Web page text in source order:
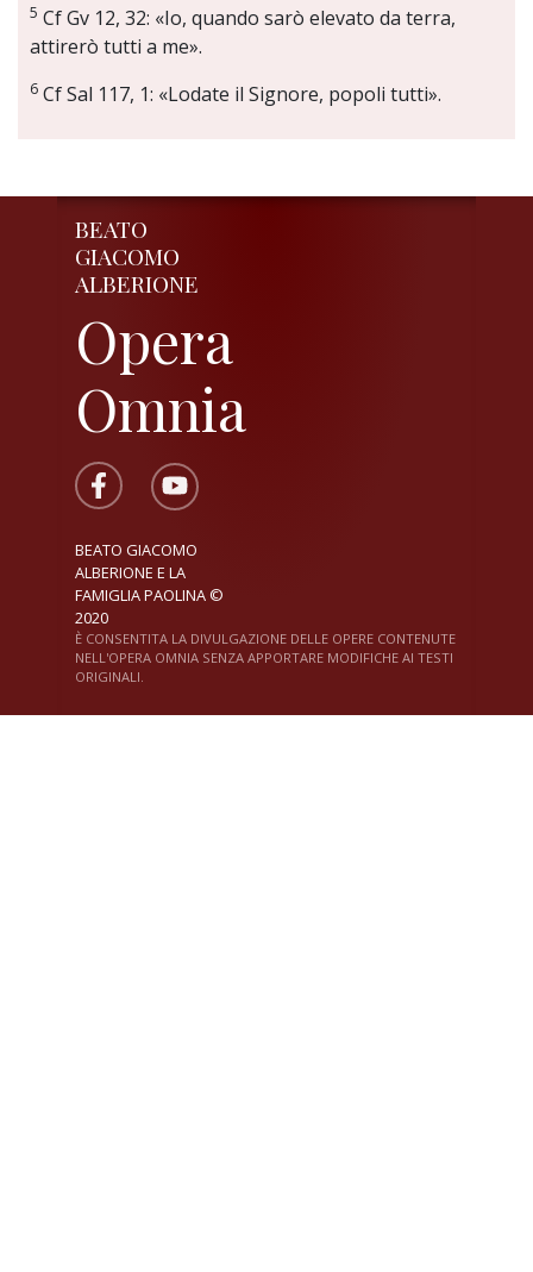
5 Cf Gv 12, 32: «Io, quando sarò elevato da terra,
attirerò tutti a me».
6 Cf Sal 117, 1: «Lodate il Signore, popoli tutti».
BEATO
GIACOMO
ALBERIONE
Opera
Omnia
BEATO GIACOMO
ALBERIONE E LA
FAMIGLIA PAOLINA ©
2020
È CONSENTITA LA DIVULGAZIONE DELLE OPERE CONTENUTE
NELL'OPERA OMNIA SENZA APPORTARE MODIFICHE AI TESTI
ORIGINALI.